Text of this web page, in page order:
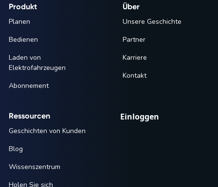
Produkt
Planen
Bedienen
Laden von
Elektrofahrzeugen
Abonnement
Über
Unsere Geschichte
Partner
Karriere
Kontakt
Ressourcen
Geschichten von Kunden
Blog
Wissenszentrum
Holen Sie sich
Einloggen